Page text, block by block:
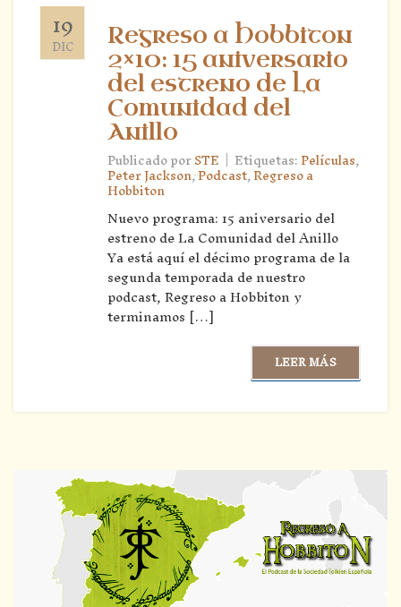
19
DIC
Regreso a Hobbiton
2×10: 15 aniversario
del estreno de La
Comunidad del
Anillo
Publicado porSTE | Etiquetas:Películas,
Peter Jackson,Podcast,Regreso a
Hobbiton
Nuevo programa: 15 aniversario del
estreno de La Comunidad del Anillo
Ya está aquí el décimo programa de la
segunda temporada de nuestro
podcast, Regreso a Hobbiton y
terminamos […]
LEER MÁS